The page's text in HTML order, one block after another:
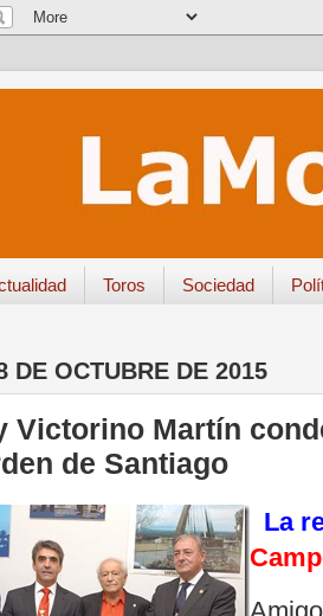
Toros Sociedad
DE OCTUBRE DE 2015
Victorino Martín
de Santiago
La